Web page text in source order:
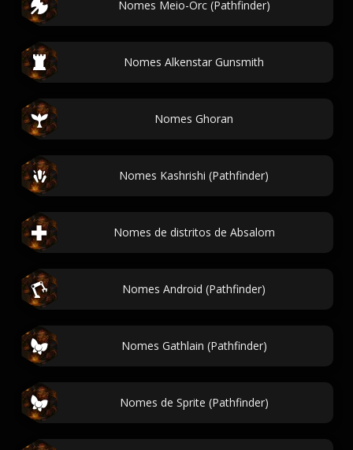
Nomes Meio-Orc (Pathfinder)
Nomes Alkenstar Gunsmith
Nomes Ghoran
Nomes Kashrishi (Pathfinder)
Nomes de distritos de Absalom
Nomes Android (Pathfinder)
Nomes Gathlain (Pathfinder)
Nomes de Sprite (Pathfinder)